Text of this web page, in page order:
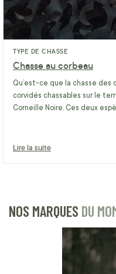
TYPE DE CHASSE
Chasse au corbeau
Qu’est-ce que la chasse des
corvidés chassables sur le
Corneille Noire. Ces deux
Lire la suite
NOS MARQUES DU